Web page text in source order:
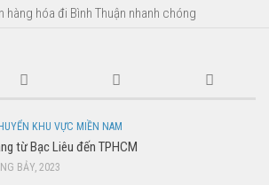
hàng hóa đi Bình Thuận nhanh chóng
KHU VỰC MIỀN NAM
từ Bạc Liêu đến TPHCM
BẢY, 2023